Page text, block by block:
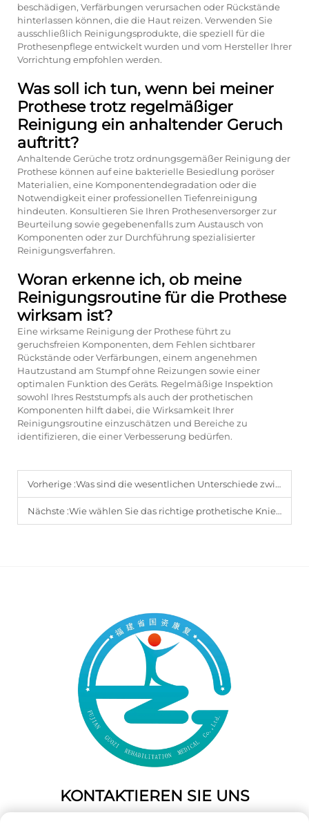
beschädigen, Verfärbungen verursachen oder Rückstände
hinterlassen können, die die Haut reizen. Verwenden Sie
ausschließlich Reinigungsprodukte, die speziell für die
Prothesenpflege entwickelt wurden und vom Hersteller Ihrer
Vorrichtung empfohlen werden.
Was soll ich tun, wenn bei meiner
Prothese trotz regelmäßiger
Reinigung ein anhaltender Geruch
auftritt?
Anhaltende Gerüche trotz ordnungsgemäßer Reinigung der
Prothese können auf eine bakterielle Besiedlung poröser
Materialien, eine Komponentendegradation oder die
Notwendigkeit einer professionellen Tiefenreinigung
hindeuten. Konsultieren Sie Ihren Prothesenversorger zur
Beurteilung sowie gegebenenfalls zum Austausch von
Komponenten oder zur Durchführung spezialisierter
Reinigungsverfahren.
Woran erkenne ich, ob meine
Reinigungsroutine für die Prothese
wirksam ist?
Eine wirksame Reinigung der Prothese führt zu
geruchsfreien Komponenten, dem Fehlen sichtbarer
Rückstände oder Verfärbungen, einem angenehmen
Hautzustand am Stumpf ohne Reizungen sowie einer
optimalen Funktion des Geräts. Regelmäßige Inspektion
sowohl Ihres Reststumpfs als auch der prothetischen
Komponenten hilft dabei, die Wirksamkeit Ihrer
Reinigungsroutine einzuschätzen und Bereiche zu
identifizieren, die einer Verbesserung bedürfen.
Vorherige :Was sind die wesentlichen Unterschiede zwischen verschiedenen Kniegelenkskonstruktionen für Prothesen?
Nächste :Wie wählen Sie das richtige prothetische Kniegelenk für Ihr individuelles Aktivitätsniveau aus?
KONTAKTIEREN SIE UNS